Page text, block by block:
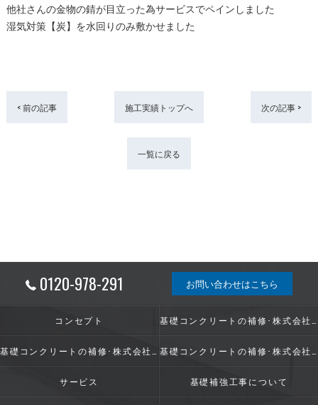
他社さんの金物の錆が目立った為サービスでペインしました
湿気対策【炭】を水回りのみ敷かせました
< 前の記事 施工実績トップへ 次の記事 >
一覧に戻る
0120-978-291 お問い合わせはこちら
コンセプト
サービス 基礎補強工事について